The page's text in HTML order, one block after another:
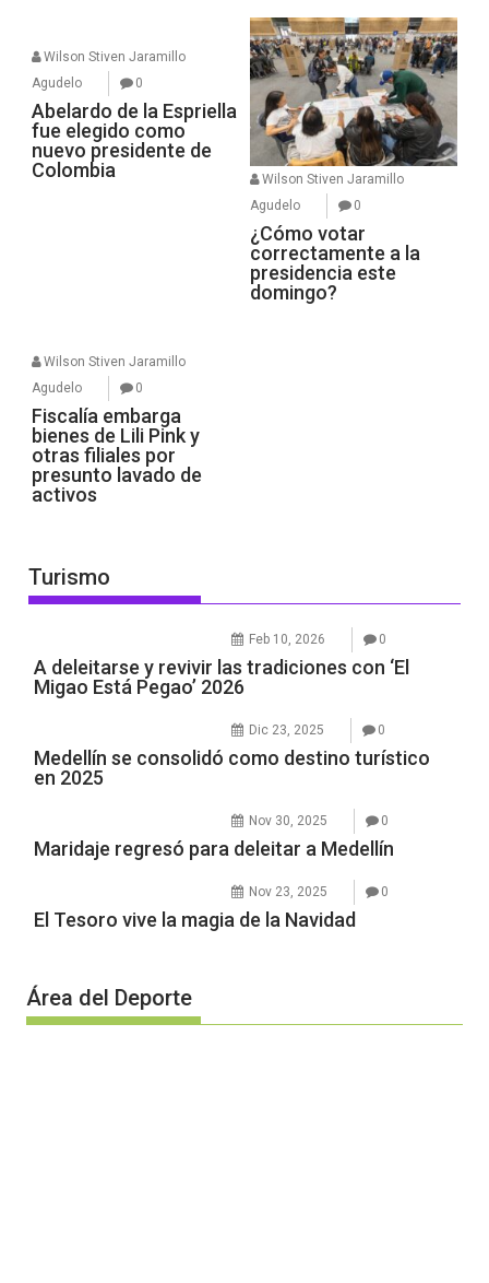
Wilson Stiven Jaramillo
Agudelo
0
Abelardo de la Espriella
fue elegido como
nuevo presidente de
Colombia
Wilson Stiven Jaramillo
Agudelo
0
¿Cómo votar
correctamente a la
presidencia este
domingo?
Wilson Stiven Jaramillo
Agudelo
0
Fiscalía embarga
bienes de Lili Pink y
otras filiales por
presunto lavado de
activos
Turismo
Feb 10, 2026 0
A deleitarse y revivir las tradiciones con ‘El
Migao Está Pegao’ 2026
Dic 23, 2025 0
Medellín se consolidó como destino turístico
en 2025
Nov 30, 2025 0
Maridaje regresó para deleitar a Medellín
Nov 23, 2025 0
El Tesoro vive la magia de la Navidad
Área del Deporte